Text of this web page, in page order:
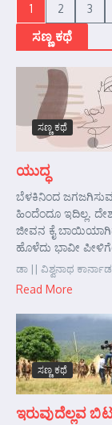
1 2 3
ಸಣ್ಣ ಕಥೆ
ಸಣ್ಣ ಕಥೆ
ಯುದ್ಧ
ಬೆಳಕಿನಿಂದ ಜಗಜಗಿಸುವ
ಹಿಂದೆಂದೂ ಇದಿಲ್ಲ.
ಜೀವನ ಕೈ
ಹೊಳೆದು ಭಾವೀ
ಡಾ || ವಿಶ್ವನಾಥ ಕಾರ್ನಾಡ
Read More
ಸಣ್ಣ ಕಥೆ
ಇರುವುದೆಲ್ಲವ